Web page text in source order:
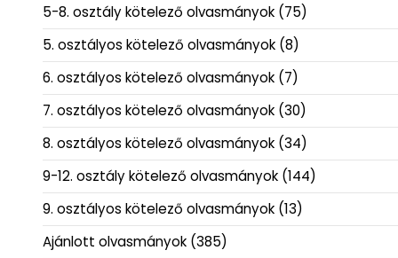
5-8. osztály kötelező olvasmányok (75)
5. osztályos kötelező olvasmányok (8)
6. osztályos kötelező olvasmányok (7)
7. osztályos kötelező olvasmányok (30)
8. osztályos kötelező olvasmányok (34)
9-12. osztály kötelező olvasmányok (144)
9. osztályos kötelező olvasmányok (13)
Ajánlott olvasmányok (385)